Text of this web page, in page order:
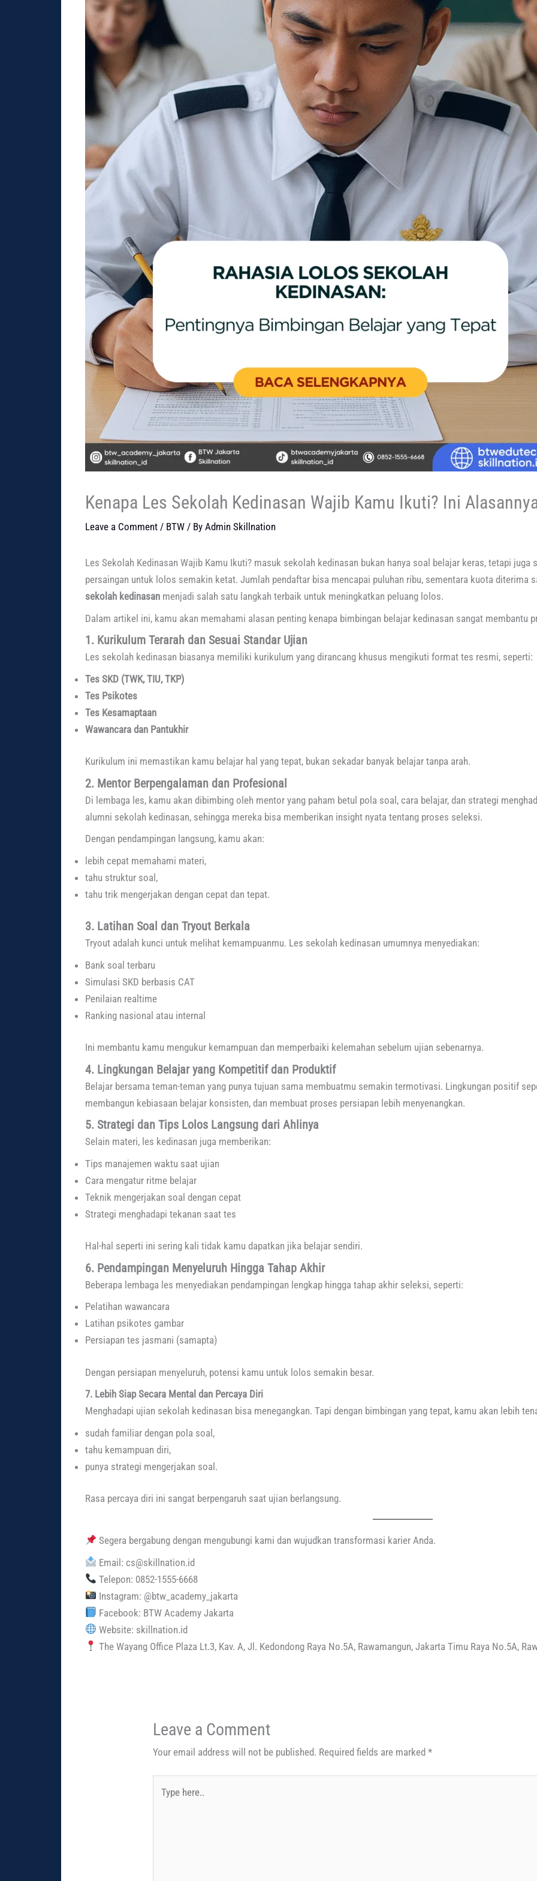
Kenapa Les Sekolah Kedinasan Wajib Kamu Ikuti? Ini
Leave a Comment / BTW / By Admin Skillnation
Les Sekolah Kedinasan Wajib Kamu Ikuti? masuk sekolah kedinasan bukan hanya soal belajar keras, tetapi juga
persaingan untuk lolos semakin ketat. Jumlah pendaftar bisa mencapai puluhan ribu, sementara kuota diterima
sekolah kedinasan menjadi salah satu langkah terbaik untuk meningkatkan peluang lolos.
Dalam artikel ini, kamu akan memahami alasan penting kenapa bimbingan belajar kedinasan sangat membantu
1. Kurikulum Terarah dan Sesuai Standar Ujian
Les sekolah kedinasan biasanya memiliki kurikulum yang dirancang khusus mengikuti format tes resmi, seperti:
Tes SKD (TWK, TIU, TKP)
Tes Psikotes
Tes Kesamaptaan
Wawancara dan Pantukhir
Kurikulum ini memastikan kamu belajar hal yang tepat, bukan sekadar banyak belajar tanpa arah.
2. Mentor Berpengalaman dan Profesional
Di lembaga les, kamu akan dibimbing oleh mentor yang paham betul pola soal, cara belajar, dan strategi
alumni sekolah kedinasan, sehingga mereka bisa memberikan insight nyata tentang proses seleksi.
Dengan pendampingan langsung, kamu akan:
lebih cepat memahami materi,
tahu struktur soal,
tahu trik mengerjakan dengan cepat dan tepat.
3. Latihan Soal dan Tryout Berkala
Tryout adalah kunci untuk melihat kemampuanmu. Les sekolah kedinasan umumnya menyediakan:
Bank soal terbaru
Simulasi SKD berbasis CAT
Penilaian realtime
Ranking nasional atau internal
Ini membantu kamu mengukur kemampuan dan memperbaiki kelemahan sebelum ujian sebenarnya.
4. Lingkungan Belajar yang Kompetitif dan Produktif
Belajar bersama teman-teman yang punya tujuan sama membuatmu semakin termotivasi. Lingkungan positif
membangun kebiasaan belajar konsisten, dan membuat proses persiapan lebih menyenangkan.
5. Strategi dan Tips Lolos Langsung dari Ahlinya
Selain materi, les kedinasan juga memberikan:
Tips manajemen waktu saat ujian
Cara mengatur ritme belajar
Teknik mengerjakan soal dengan cepat
Strategi menghadapi tekanan saat tes
Hal-hal seperti ini sering kali tidak kamu dapatkan jika belajar sendiri.
6. Pendampingan Menyeluruh Hingga Tahap Akhir
Beberapa lembaga les menyediakan pendampingan lengkap hingga tahap akhir seleksi, seperti:
Pelatihan wawancara
Latihan psikotes gambar
Persiapan tes jasmani (samapta)
Dengan persiapan menyeluruh, potensi kamu untuk lolos semakin besar.
7. Lebih Siap Secara Mental dan Percaya Diri
Menghadapi ujian sekolah kedinasan bisa menegangkan. Tapi dengan bimbingan yang tepat, kamu akan lebih
sudah familiar dengan pola soal,
tahu kemampuan diri,
punya strategi mengerjakan soal.
Rasa percaya diri ini sangat berpengaruh saat ujian berlangsung.
Segera bergabung dengan mengubungi kami dan wujudkan transformasi karier Anda.
Email: cs@skillnation.id
Telepon: 0852-1555-6668
Instagram: @btw_academy_jakarta
Facebook: BTW Academy Jakarta
Website: skillnation.id
The Wayang Office Plaza Lt.3, Kav. A, Jl. Kedondong Raya No.5A, Rawamangun, Jakarta Timu Raya No.5A,
Leave a Comment
Your email address will not be published. Required fields are marked*
here..